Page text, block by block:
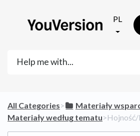
PL
All Categories​>​ ​Materiały
Materiały według tematu​>​